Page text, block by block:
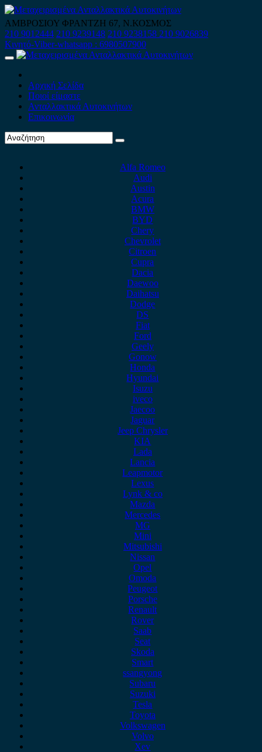
Skip
to
content
ΑΜΒΡΟΣΙΟΥ ΦΡΑΝΤΖΗ 67, Ν.ΚΟΣΜΟΣ
210 9012444 210 9239148 210 9238158 210 9026839
Κινητό-Viber-whatsapp : 6980507900
Primary
Αρχική Σελίδα
Ποιοί είμαστε
Ανταλλακτικά Αυτοκινήτων
Επικοινωνία
Alfa Romeo
Audi
Austin
Acura
BMW
BYD
Chery
Chevrolet
Citroen
Cupra
Dacia
Daewoo
Daihatsu
Dodge
DS
Fiat
Ford
Geely
Gonow
Honda
Hyundai
Isuzu
iveco
Jaecoo
Jaguar
Jeep Chrysler
KIA
Lada
Lancia
Leapmotor
Lexus
Lynk & co
Mazda
Mercedes
MG
Mini
Mitsubishi
Nissan
Opel
Omoda
Peugeot
Porsche
Renault
Rover
Saab
Seat
Skoda
Smart
ssangyong
Subaru
Suzuki
Tesla
Toyota
Volkswagen
Volvo
Xev